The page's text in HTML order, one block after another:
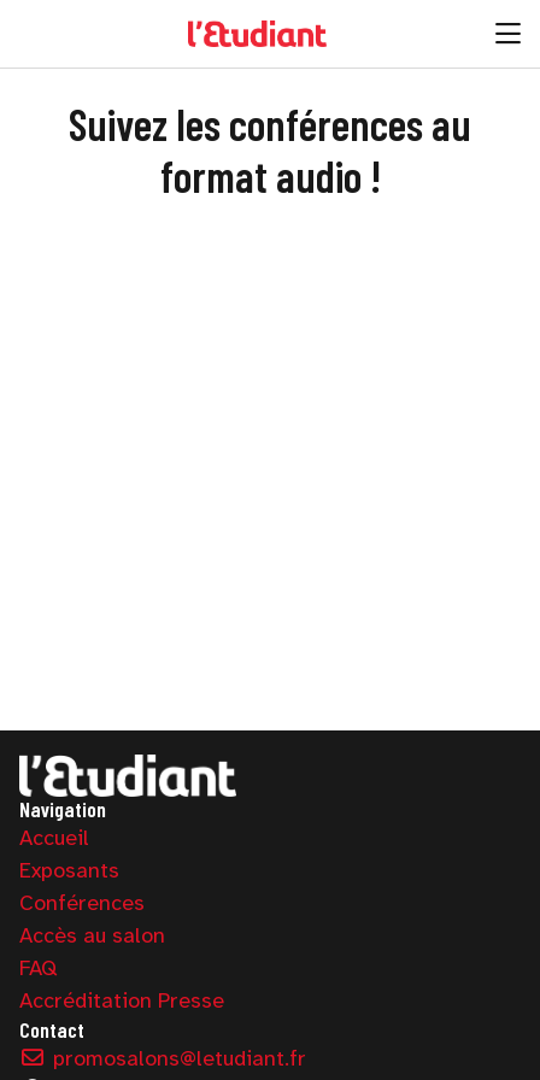
Suivez les conférences au
format audio !
Navigation
Accueil
Exposants
Conférences
Accès au salon
FAQ
Accréditation Presse
Contact
promosalons@letudiant.fr